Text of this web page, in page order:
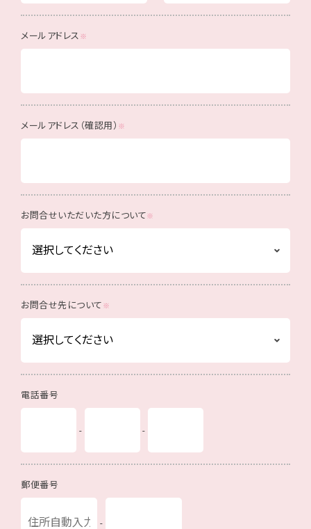
メールアドレス
メールアドレス（確認用）
お問合せいただいた方について
お問合せ先について
電話番号
- -
郵便番号
-